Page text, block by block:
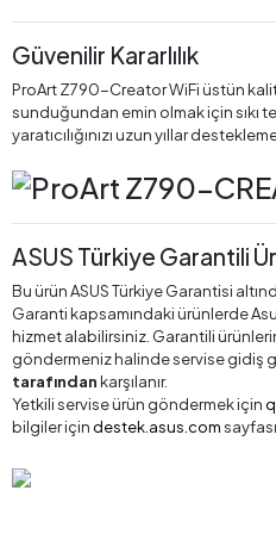
Güvenilir Kararlılık
ProArt Z790-Creator WiFi üstün
sunduğundan emin olmak için sıkı
yaratıcılığınızı uzun yıllar
ASUS Türkiye Garantili
Bu ürün ASUS Türkiye Garantisi
Garanti kapsamındaki ürünlerde
hizmet alabilirsiniz. Garantili
göndermeniz halinde servise gidiş
tarafındankarşılanır.
Yetkili servise ürün göndermek için
bilgiler için destek.asus.com